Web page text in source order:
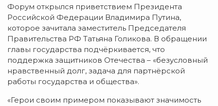
Форум открылся приветствием Президента
Российской Федерации Владимира Путина,
которое зачитала заместитель Председателя
Правительства РФ Татьяна Голикова. В обращении
главы государства подчёркивается, что
поддержка защитников Отечества – «безусловный
нравственный долг, задача для партнёрской
работы государства и общества».
«Герои своим примером показывают значимость